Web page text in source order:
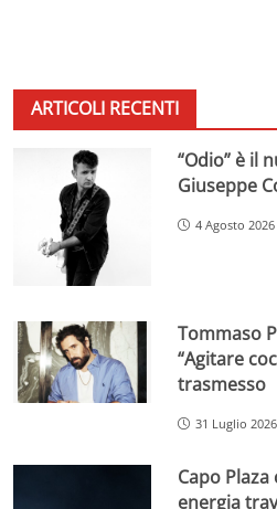
ARTICOLI RECENTI
“Odio” è il
Giuseppe
4 Agosto 2026
Tommaso
“Agitare
trasmesso
31 Luglio 2026
Capo
energia